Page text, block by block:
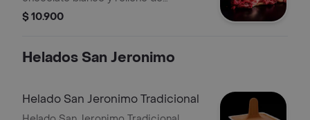
Cheesecake.
$ 10.900
Helados San Jeronimo
Helado San Jeronimo Tradicional